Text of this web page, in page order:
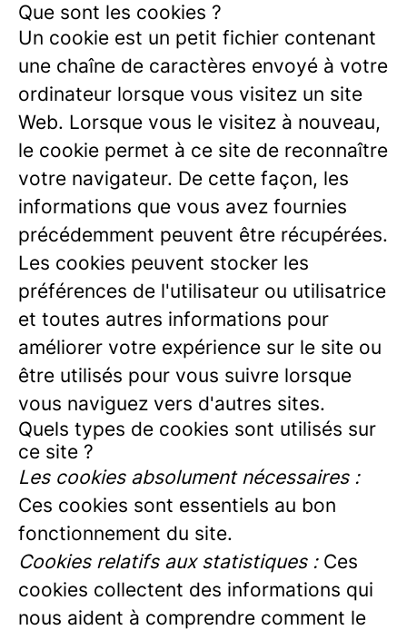
Que sont les cookies ?
Un cookie est un petit fichier contenant
une chaîne de caractères envoyé à votre
ordinateur lorsque vous visitez un site
Web. Lorsque vous le visitez à nouveau,
le cookie permet à ce site de reconnaître
votre navigateur. De cette façon, les
informations que vous avez fournies
précédemment peuvent être récupérées.
Les cookies peuvent stocker les
préférences de l'utilisateur ou utilisatrice
et toutes autres informations pour
améliorer votre expérience sur le site ou
être utilisés pour vous suivre lorsque
vous naviguez vers d'autres sites.
Quels types de cookies sont utilisés sur
ce site ?
Les cookies absolument nécessaires :
Ces cookies sont essentiels au bon
fonctionnement du site.
Cookies relatifs aux statistiques :Ces
cookies collectent des informations qui
nous aident à comprendre comment le